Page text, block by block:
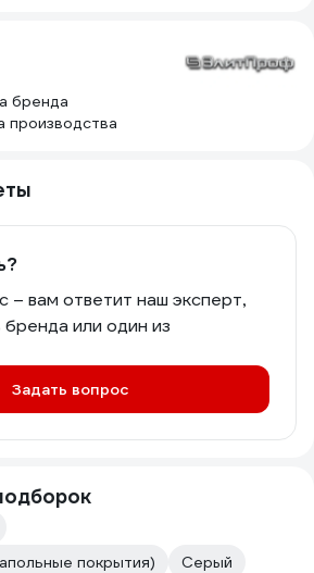
бренда
производства
– вам ответит наш эксперт,
или один из
Задать вопрос
покрытия)
Серый